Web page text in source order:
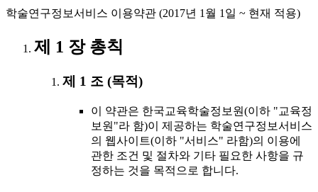
학술연구정보서비스 이용약관 (2017년 1월 1일 ~ 현재 적용)
제 1 장 총칙
제 1 조 (목적)
이 약관은 한국교육학술정보원(이하 "교육정
보원"라 함)이 제공하는 학술연구정보서비스
의 웹사이트(이하 "서비스" 라함)의 이용에
관한 조건 및 절차와 기타 필요한 사항을 규
정하는 것을 목적으로 합니다.